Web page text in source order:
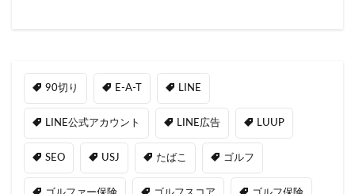
90切り E-A-T LINE
LINE公式アカウント LINE広告 LUUP
SEO USJ たばこ ゴルフ